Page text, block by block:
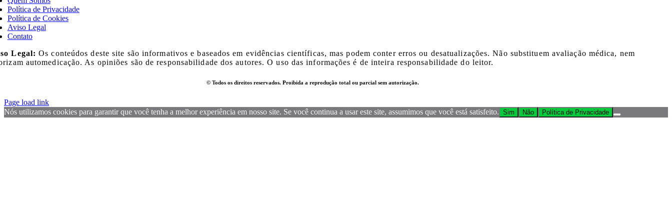
Política de Privacidade
Política de Cookies
Aviso Legal
Contato
Legal: Os conteúdos deste site são informativos e baseados em evidências científicas, mas podem conter erros ou desatualizações. Não substituem avaliação médica, nem
automedicação. As opiniões são de responsabilidade dos autores. O uso das informações é de inteira responsabilidade do leitor.
© Todos os direitos reservados. Proibida a reprodução total ou parcial sem autorização.
Page load link
Nós utilizamos cookies para garantir que você tenha a melhor experiência em nosso site. Se você continua a usar este site, assumimos que você está satisfeito. Sim Não Política de Privacidade